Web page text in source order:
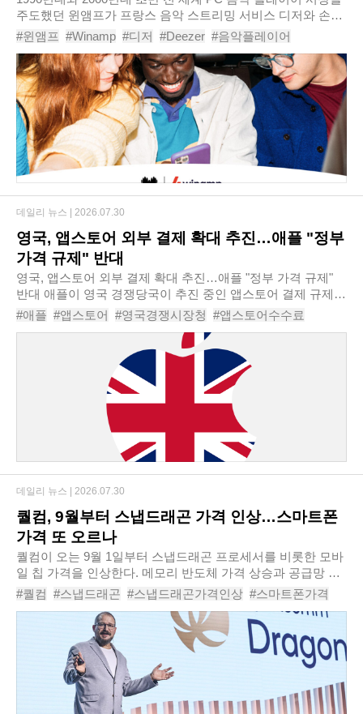
주도했던 윈앰프가 프랑스 음악 스트리밍 서비스 디저와 손잡
고 차세대 음악 플레이어로 재도약에 나선다. 단순한 MP3 플
레이어를 넘어 스트리밍과 로컬 음원, 인..
#윈앰프 #Winamp #디저 #Deezer #음악플레이어
#스트리밍서비스 #MP3플레이어 #팟캐스트
#인터넷라디오 #음원스트리밍
영국, 앱스토어 외부 결제 확대 추진…애플 "정부
가격 규제" 반대
영국, 앱스토어 외부 결제 확대 추진…애플 "정부 가격 규제"
반대 애플이 영국 경쟁당국이 추진 중인 앱스토어 결제 규제
강화 방안에 공식 반대 의견을 제출했다. 외부 결제 허용과 수
수료 제한은 사실상 정부가 앱스토어..
#애플 #앱스토어 #영국경쟁시장청 #앱스토어수수료
#외부결제 #인앱결제 #디지털시장법 #애플규제
#공정경쟁
데일리 뉴스 | 2026.07.30
퀄컴, 9월부터 스냅드래곤 가격 인상…스마트폰
가격 또 오르나
퀄컴이 오는 9월 1일부터 스냅드래곤 프로세서를 비롯한 모바
일 칩 가격을 인상한다. 메모리 반도체 가격 상승과 공급망 비
용 증가를 더 이상 자체적으로 흡수하기 어렵다는 판단에 따른
것으로, 안드로이드 스마트폰 제조사..
#퀄컴 #스냅드래곤 #스냅드래곤가격인상 #스마트폰가격
#메모리반도체 #크리스티아노아몬 #안드로이드스마트폰
#반도체가격 #퀄컴실적
데일리 뉴스 | 2026.07.30